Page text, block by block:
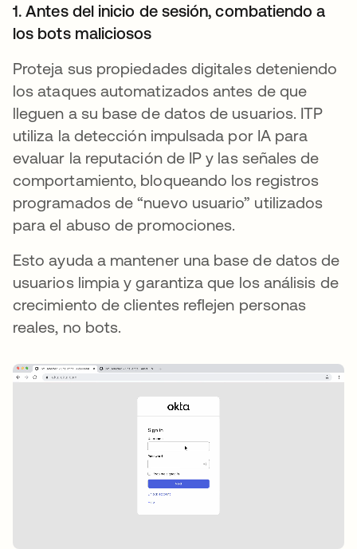
1. Antes del inicio de sesión, combatiendo a
los bots maliciosos
Proteja sus propiedades digitales deteniendo
los ataques automatizados antes de que
lleguen a su base de datos de usuarios. ITP
utiliza la detección impulsada por IA para
evaluar la reputación de IP y las señales de
comportamiento, bloqueando los registros
programados de “nuevo usuario” utilizados
para el abuso de promociones.
Esto ayuda a mantener una base de datos de
usuarios limpia y garantiza que los análisis de
crecimiento de clientes reflejen personas
reales, no bots.